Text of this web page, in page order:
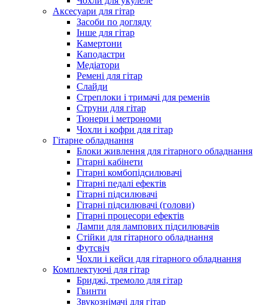
Аксесуари для гітар
Засоби по догляду
Інше для гітар
Камертони
Каподастри
Медіатори
Ремені для гітар
Слайди
Стреплоки і тримачі для ременів
Струни для гітар
Тюнери і метрономи
Чохли і кофри для гітар
Гітарне обладнання
Блоки живлення для гітарного обладнання
Гітарні кабінети
Гітарні комбопідсилювачі
Гітарні педалі ефектів
Гітарні підсилювачі
Гітарні підсилювачі (голови)
Гітарні процесори ефектів
Лампи для лампових підсилювачів
Стійки для гітарного обладнання
Футсвіч
Чохли і кейси для гітарного обладнання
Комплектуючі для гітар
Бриджі, тремоло для гітар
Гвинти
Звукознімачі для гітар